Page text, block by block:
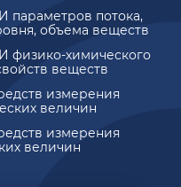
параметров потока,
объема веществ
физико-химического
веществ
измерения
величин
измерения
величин